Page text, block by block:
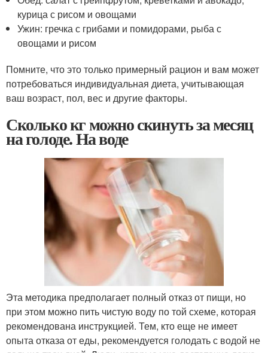
курица с рисом и овощами
Ужин: гречка с грибами и помидорами, рыба с
овощами и рисом
Помните, что это только примерный рацион и вам может
потребоваться индивидуальная диета, учитывающая
ваш возраст, пол, вес и другие факторы.
Сколько кг можно скинуть за месяц
на голоде. На воде
Эта методика предполагает полный отказ от пищи, но
при этом можно пить чистую воду по той схеме, которая
рекомендована инструкцией. Тем, кто еще не имеет
опыта отказа от еды, рекомендуется голодать с водой не